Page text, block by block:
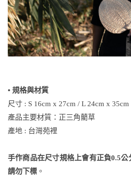
• 規格與材質
尺寸 : S 16cm x 27cm / L 24cm x 35cm
產品主要材質：正三角藺草
產地 : 台灣苑裡
手作商品在尺寸規格上會有正負0.5
請勿下標 。